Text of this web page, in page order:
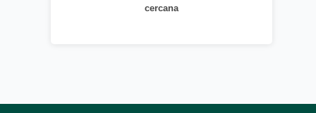
cercana